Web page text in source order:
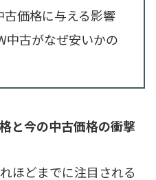
価格に与える影響
中古がなぜ安いかの
と今の中古価格の衝撃
ほどまでに注目される